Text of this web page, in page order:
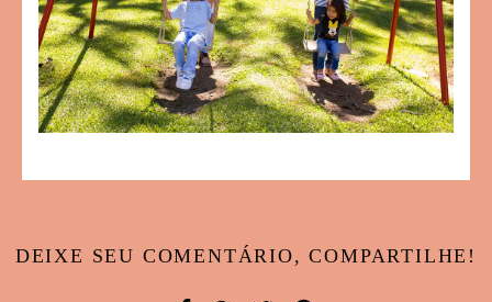
DEIXE SEU COMENTÁRIO, COMPARTILHE!